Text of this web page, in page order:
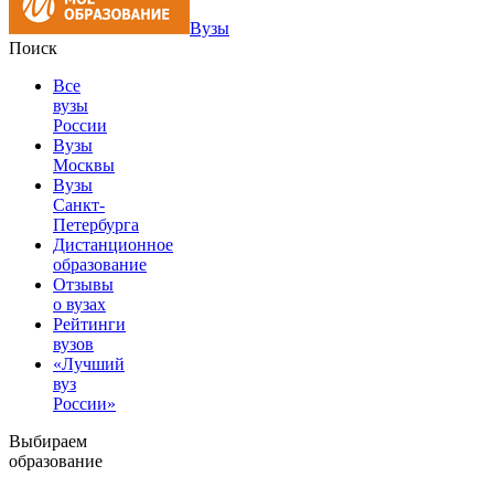
Вузы
Поиск
Все
вузы
России
Вузы
Москвы
Вузы
Санкт-
Петербурга
Дистанционное
образование
Отзывы
о вузах
Рейтинги
вузов
«Лучший
вуз
России»
Выбираем
образование